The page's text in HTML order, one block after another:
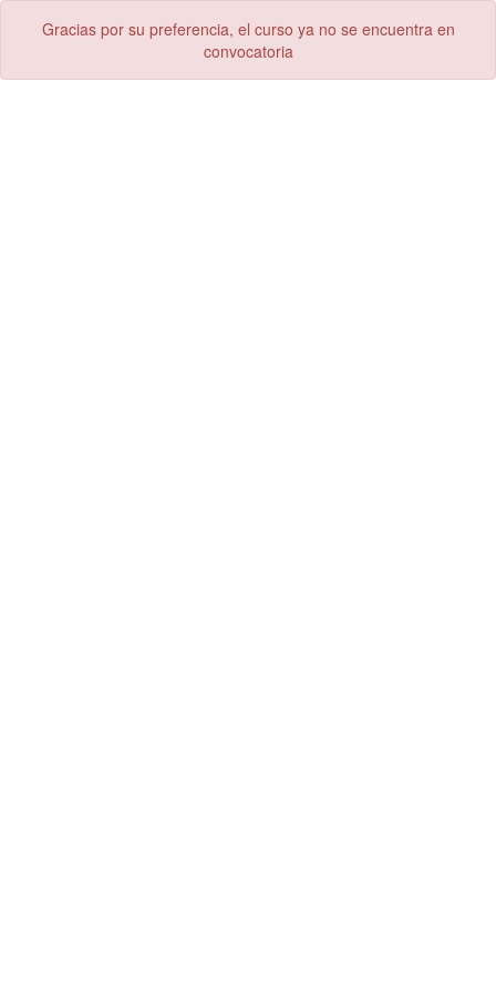
Gracias por su preferencia, el curso ya no se encuentra en
convocatoria